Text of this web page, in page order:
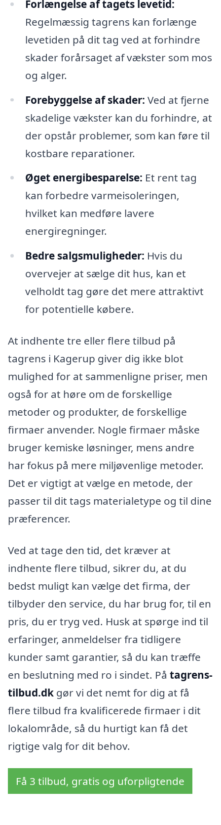
Forlængelse af tagets levetid:
Regelmæssig tagrens kan forlænge
levetiden på dit tag ved at forhindre
skader forårsaget af vækster som mos
og alger.
Forebyggelse af skader: Ved at fjerne
skadelige vækster kan du forhindre, at
der opstår problemer, som kan føre til
kostbare reparationer.
Øget energibesparelse: Et rent tag
kan forbedre varmeisoleringen,
hvilket kan medføre lavere
energiregninger.
Bedre salgsmuligheder: Hvis du
overvejer at sælge dit hus, kan et
velholdt tag gøre det mere attraktivt
for potentielle købere.
At indhente tre eller flere tilbud på
tagrens i Kagerup giver dig ikke blot
mulighed for at sammenligne priser, men
også for at høre om de forskellige
metoder og produkter, de forskellige
firmaer anvender. Nogle firmaer måske
bruger kemiske løsninger, mens andre
har fokus på mere miljøvenlige metoder.
Det er vigtigt at vælge en metode, der
passer til dit tags materialetype og til dine
præferencer.
Ved at tage den tid, det kræver at
indhente flere tilbud, sikrer du, at du
bedst muligt kan vælge det firma, der
tilbyder den service, du har brug for, til en
pris, du er tryg ved. Husk at spørge ind til
erfaringer, anmeldelser fra tidligere
kunder samt garantier, så du kan træffe
en beslutning med ro i sindet. På tagrens-
tilbud.dk gør vi det nemt for dig at få
flere tilbud fra kvalificerede firmaer i dit
lokalområde, så du hurtigt kan få det
rigtige valg for dit behov.
Få 3 tilbud, gratis og uforpligtende